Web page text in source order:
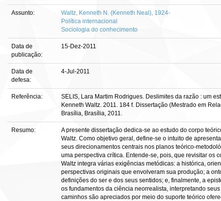
Assunto:
Waltz, Kenneth N. (Kenneth Neal), 1924-
Política internacional
Sociologia do conhecimento
Data de
publicação:
15-Dez-2011
Data de
defesa:
4-Jul-2011
Referência:
SELIS, Lara Martim Rodrigues. Deslimites da razão : um
Kenneth Waltz. 2011. 184 f. Dissertação (Mestrado em
Brasília, Brasília, 2011.
Resumo:
A presente dissertação dedica-se ao estudo do corpo
Waltz. Como objetivo geral, define-se o intuito de
seus direcionamentos centrais nos planos teórico-
uma perspectiva crítica. Entende-se, pois, que revisitar os
Waltz integra várias exigências metódicas: a histórica,
perspectivas originais que envolveram sua produção; a
definições do ser e dos seus sentidos; e, finalmente, a
os fundamentos da ciência neorrealista, interpretando
caminhos são apreciados por meio do suporte teórico